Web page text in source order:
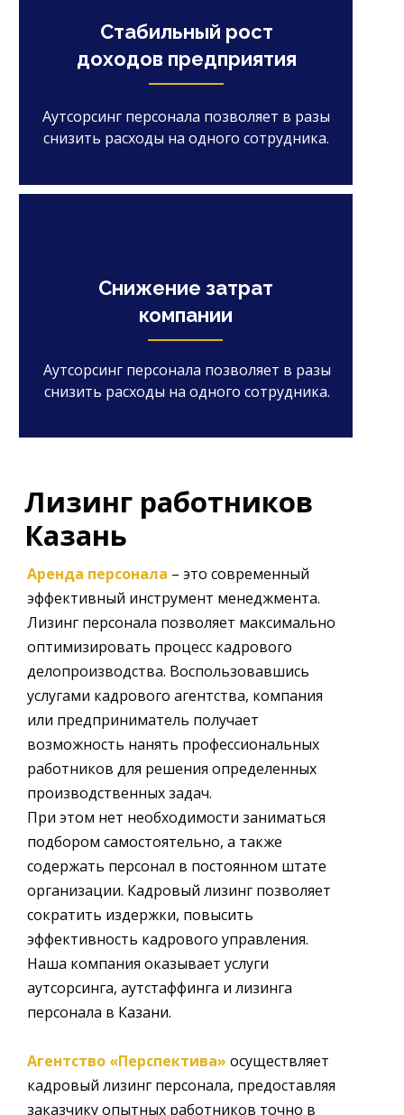
Снижение затрат
компании
Аутсорсинг персонала позволяет в разы
снизить расходы на одного сотрудника.
Стабильный рост
доходов предприятия
Аутсорсинг персонала позволяет в разы
снизить расходы на одного сотрудника.
Аренда персонала – это современный
эффективный инструмент менеджмента.
Лизинг персонала позволяет максимально
оптимизировать процесс кадрового
делопроизводства. Воспользовавшись
услугами кадрового агентства, компания
или предприниматель получает
возможность нанять профессиональных
работников для решения определенных
производственных задач.
При этом нет необходимости заниматься
подбором самостоятельно, а также
содержать персонал в постоянном штате
организации. Кадровый лизинг позволяет
сократить издержки, повысить
эффективность кадрового управления.
Наша компания оказывает услуги
аутсорсинга, аутстаффинга и лизинга
персонала в Казани.
Агентство «Перспектива» осуществляет
кадровый лизинг персонала, предоставляя
заказчику опытных работников точно в
Лизинг работников
Казань